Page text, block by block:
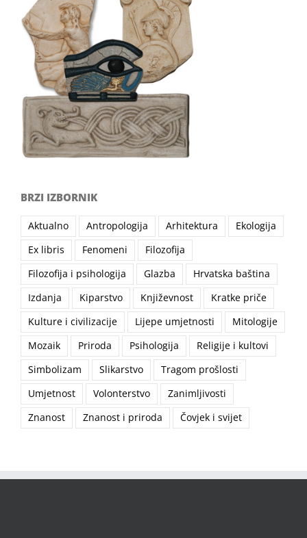
BRZI IZBORNIK
Aktualno Antropologija Arhitektura
Ekologija
Ex libris
Fenomeni
Filozofija
Filozofija i psihologija
Glazba
Hrvatska baština
Izdanja
Kiparstvo Književnost
Kratke priče
Kulture i civilizacije
Lijepe umjetnosti
Mitologije
Mozaik
Priroda Psihologija
Religije i kultovi
Simbolizam
Slikarstvo
Tragom prošlosti
Umjetnost
Volonterstvo
Zanimljivosti
Znanost
Znanost i priroda Čovjek i svijet